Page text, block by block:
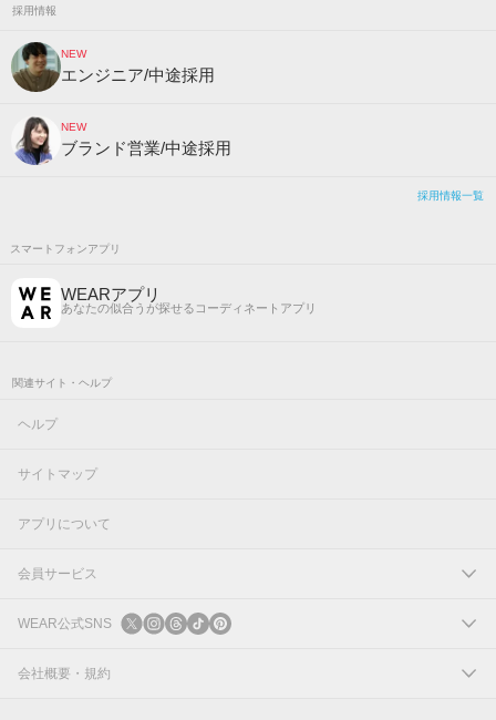
採用情報
NEW
エンジニア/中途採用
NEW
ブランド営業/中途採用
採用情報一覧
スマートフォンアプリ
WEARアプリ
あなたの似合うが探せるコーディネートアプリ
関連サイト・ヘルプ
ヘルプ
サイトマップ
アプリについて
会員サービス
ログイン
新規会員登録
WEAR公式SNS
X
会社概要・規約